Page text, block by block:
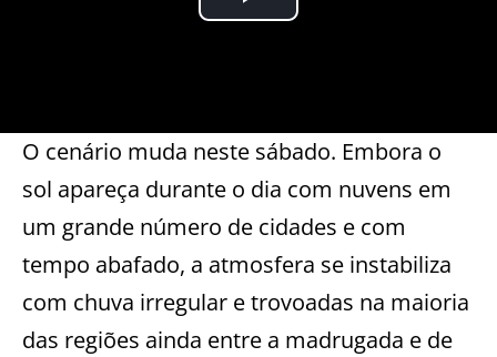
O cenário muda neste sábado. Embora o
sol apareça durante o dia com nuvens em
um grande número de cidades e com
tempo abafado, a atmosfera se instabiliza
com chuva irregular e trovoadas na maioria
das regiões ainda entre a madrugada e de